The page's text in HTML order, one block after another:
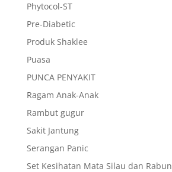
Phytocol-ST
Pre-Diabetic
Produk Shaklee
Puasa
PUNCA PENYAKIT
Ragam Anak-Anak
Rambut gugur
Sakit Jantung
Serangan Panic
Set Kesihatan Mata Silau dan Rabun